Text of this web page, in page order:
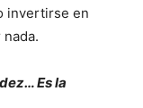
invertirse en
Es la